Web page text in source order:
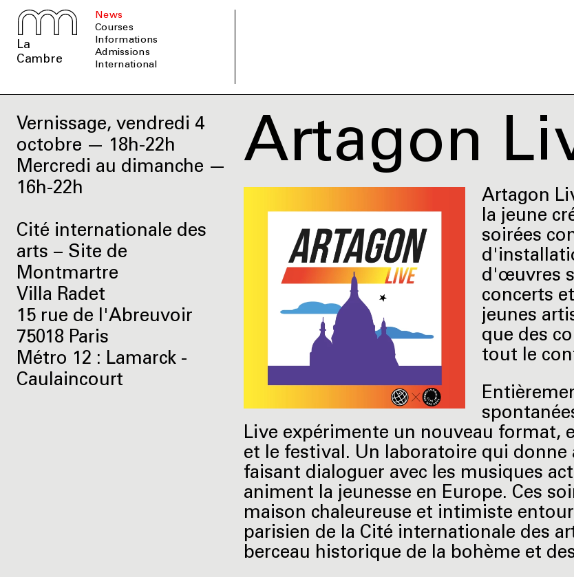
La
Cambre
News
Courses
informations
admissions
international
Vernissage, vendredi 4
octobre — 18h-22h
Mercredi au dimanche —
16h-22h
Cité internationale des
arts − Site de
Montmartre
Villa Radet
15 rue de l'Abreuvoir
75018 Paris
Métro 12 : Lamarck -
Caulaincourt
Artagon
Artagon
la jeune
soirées
d'œuvres
concerts
jeunes
que des
tout le
Live expérimente un nouveau format,
et le festival. Un laboratoire qui donne
faisant dialoguer avec les musiques
animent la jeunesse en Europe. Ces
maison chaleureuse et intimiste
parisien de la Cité internationale des
berceau historique de la bohème et